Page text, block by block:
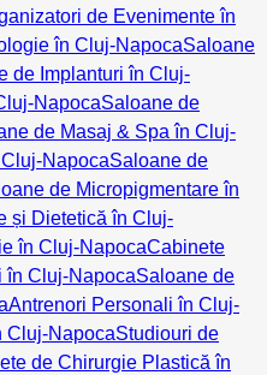
de Evenimente în
în Cluj-NapocaSaloane
de Implanturi în Cluj-
NapocaSaloane de
de Masaj & Spa în Cluj-
NapocaSaloane de
de Micropigmentare în
și Dietetică în Cluj-
în Cluj-NapocaCabinete
în Cluj-NapocaSaloane de
Antrenori Personali în Cluj-
Cluj-NapocaStudiouri de
de Chirurgie Plastică în